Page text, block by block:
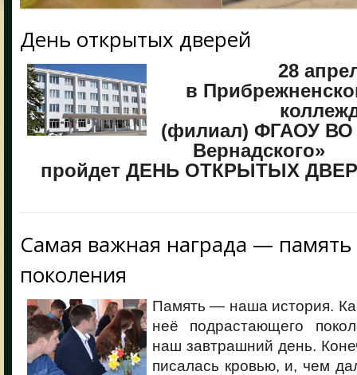
День открытых дверей
28
в
(филиал) ФГАОУ
Вернадского»
пройдет ДЕНЬ ОТКРЫТЫХ
Самая важная награда —
поколения
Память — наша история.
неё подрастающего
наш завтрашний день.
писалась кровью, и, чем